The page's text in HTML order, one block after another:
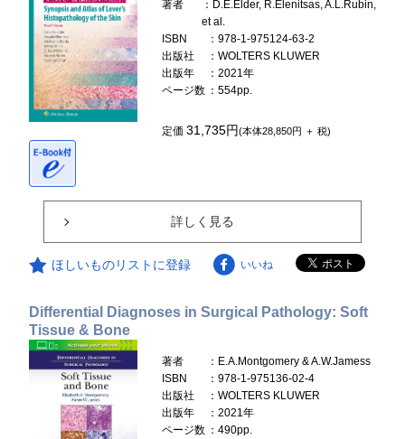
著者
：D.E.Elder, R.Elenitsas, A.L.Rubin,
et al.
ISBN
：978-1-975124-63-2
出版社
：WOLTERS KLUWER
出版年
：2021年
ページ数 ：554pp.
定価31,735円(本体28,850円 ＋ 税)
詳しく見る
ほしいものリストに登録 いいね
Differential Diagnoses in Surgical Pathology: Soft
Tissue & Bone
著者
：E.A.Montgomery & A.W.Jamess
ISBN
：978-1-975136-02-4
出版社
：WOLTERS KLUWER
出版年
：2021年
ページ数 ：490pp.